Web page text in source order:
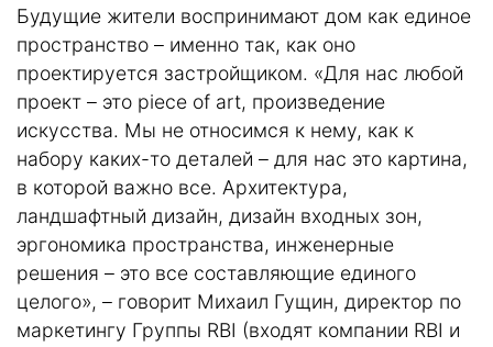
Будущие жители воспринимают дом как единое
пространство – именно так, как оно
проектируется застройщиком. «Для нас любой
проект – это piece of art, произведение
искусства. Мы не относимся к нему, как к
набору каких-то деталей – для нас это картина,
в которой важно все. Архитектура,
ландшафтный дизайн, дизайн входных зон,
эргономика пространства, инженерные
решения – это все составляющие единого
целого», – говорит Михаил Гущин, директор по
маркетингу Группы RBI (входят компании RBI и